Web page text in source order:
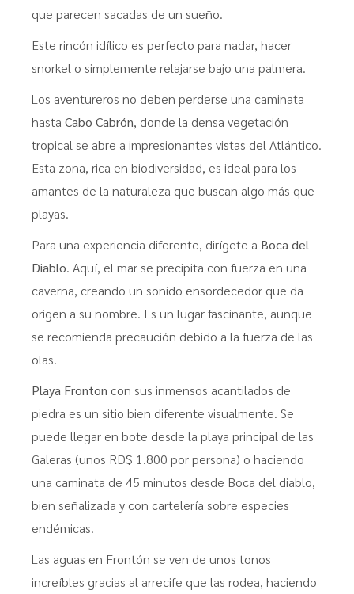
que parecen sacadas de un sueño.
Este rincón idílico es perfecto para nadar, hacer
snorkel o simplemente relajarse bajo una palmera.
Los aventureros no deben perderse una caminata
hastaCabo Cabrón, donde la densa vegetación
tropical se abre a impresionantes vistas del Atlántico.
Esta zona, rica en biodiversidad, es ideal para los
amantes de la naturaleza que buscan algo más que
playas.
Para una experiencia diferente, dirígete a Boca del
Diablo. Aquí, el mar se precipita con fuerza en una
caverna, creando un sonido ensordecedor que da
origen a su nombre. Es un lugar fascinante, aunque
se recomienda precaución debido a la fuerza de las
olas.
Playa Fronton con sus inmensos acantilados de
piedra es un sitio bien diferente visualmente. Se
puede llegar en bote desde la playa principal de las
Galeras (unos RD$ 1.800 por persona) o haciendo
una caminata de 45 minutos desde Boca del diablo,
bien señalizada y con cartelería sobre especies
endémicas.
Las aguas en Frontón se ven de unos tonos
increíbles gracias al arrecife que las rodea, haciendo